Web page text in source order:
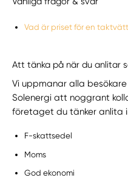
Vad är priset för en taktvätt
Att tänka på när du anlitar
Vi uppmanar alla
Solenergi att noggrant
företaget du tänker anlita
F-skattsedel
Moms
God ekonomi